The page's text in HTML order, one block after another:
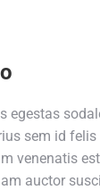
sem id
venenatis
auctor